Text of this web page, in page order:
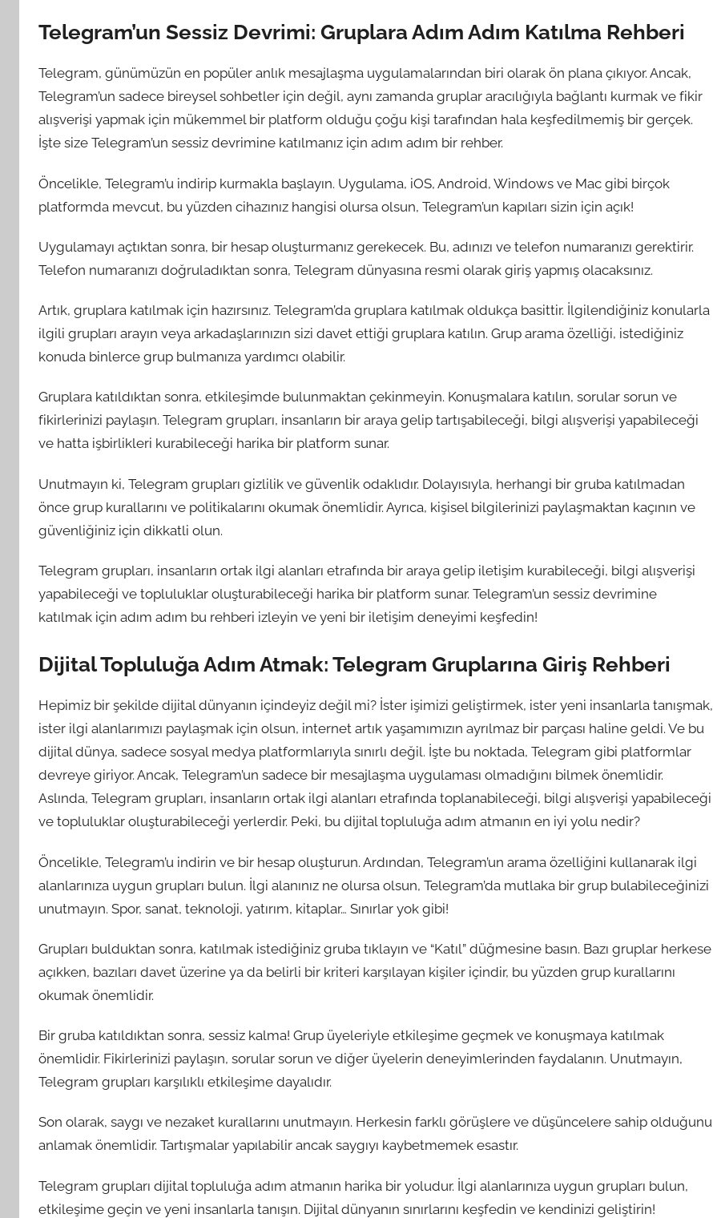
Telegram’un Sessiz Devrimi: Gruplara Adım Adım Katılma Rehberi
Telegram, günümüzün en popüler anlık mesajlaşma uygulamalarından biri olarak ön plana çıkıyor. Ancak,
Telegram’un sadece bireysel sohbetler için değil, aynı zamanda gruplar aracılığıyla bağlantı kurmak ve fikir
alışverişi yapmak için mükemmel bir platform olduğu çoğu kişi tarafından hala keşfedilmemiş bir gerçek.
İşte size Telegram’un sessiz devrimine katılmanız için adım adım bir rehber.
Öncelikle, Telegram’u indirip kurmakla başlayın. Uygulama, iOS, Android, Windows ve Mac gibi birçok
platformda mevcut, bu yüzden cihazınız hangisi olursa olsun, Telegram’un kapıları sizin için açık!
Uygulamayı açtıktan sonra, bir hesap oluşturmanız gerekecek. Bu, adınızı ve telefon numaranızı gerektirir.
Telefon numaranızı doğruladıktan sonra, Telegram dünyasına resmi olarak giriş yapmış olacaksınız.
Artık, gruplara katılmak için hazırsınız. Telegram’da gruplara katılmak oldukça basittir. İlgilendiğiniz konularla
ilgili grupları arayın veya arkadaşlarınızın sizi davet ettiği gruplara katılın. Grup arama özelliği, istediğiniz
konuda binlerce grup bulmanıza yardımcı olabilir.
Gruplara katıldıktan sonra, etkileşimde bulunmaktan çekinmeyin. Konuşmalara katılın, sorular sorun ve
fikirlerinizi paylaşın. Telegram grupları, insanların bir araya gelip tartışabileceği, bilgi alışverişi yapabileceği
ve hatta işbirlikleri kurabileceği harika bir platform sunar.
Unutmayın ki, Telegram grupları gizlilik ve güvenlik odaklıdır. Dolayısıyla, herhangi bir gruba katılmadan
önce grup kurallarını ve politikalarını okumak önemlidir. Ayrıca, kişisel bilgilerinizi paylaşmaktan kaçının ve
güvenliğiniz için dikkatli olun.
Telegram grupları, insanların ortak ilgi alanları etrafında bir araya gelip iletişim kurabileceği, bilgi alışverişi
yapabileceği ve topluluklar oluşturabileceği harika bir platform sunar. Telegram’un sessiz devrimine
katılmak için adım adım bu rehberi izleyin ve yeni bir iletişim deneyimi keşfedin!
Dijital Topluluğa Adım Atmak: Telegram Gruplarına Giriş Rehberi
Hepimiz bir şekilde dijital dünyanın içindeyiz değil mi? İster işimizi geliştirmek, ister yeni insanlarla tanışmak,
ister ilgi alanlarımızı paylaşmak için olsun, internet artık yaşamımızın ayrılmaz bir parçası haline geldi. Ve bu
dijital dünya, sadece sosyal medya platformlarıyla sınırlı değil. İşte bu noktada, Telegram gibi platformlar
devreye giriyor. Ancak, Telegram’un sadece bir mesajlaşma uygulaması olmadığını bilmek önemlidir.
Aslında, Telegram grupları, insanların ortak ilgi alanları etrafında toplanabileceği, bilgi alışverişi yapabileceği
ve topluluklar oluşturabileceği yerlerdir. Peki, bu dijital topluluğa adım atmanın en iyi yolu nedir?
Öncelikle, Telegram’u indirin ve bir hesap oluşturun. Ardından, Telegram’un arama özelliğini kullanarak ilgi
alanlarınıza uygun grupları bulun. İlgi alanınız ne olursa olsun, Telegram’da mutlaka bir grup bulabileceğinizi
unutmayın. Spor, sanat, teknoloji, yatırım, kitaplar… Sınırlar yok gibi!
Grupları bulduktan sonra, katılmak istediğiniz gruba tıklayın ve “Katıl” düğmesine basın. Bazı gruplar herkese
açıkken, bazıları davet üzerine ya da belirli bir kriteri karşılayan kişiler içindir, bu yüzden grup kurallarını
okumak önemlidir.
Bir gruba katıldıktan sonra, sessiz kalma! Grup üyeleriyle etkileşime geçmek ve konuşmaya katılmak
önemlidir. Fikirlerinizi paylaşın, sorular sorun ve diğer üyelerin deneyimlerinden faydalanın. Unutmayın,
Telegram grupları karşılıklı etkileşime dayalıdır.
Son olarak, saygı ve nezaket kurallarını unutmayın. Herkesin farklı görüşlere ve düşüncelere sahip olduğunu
anlamak önemlidir. Tartışmalar yapılabilir ancak saygıyı kaybetmemek esastır.
Telegram grupları dijital topluluğa adım atmanın harika bir yoludur. İlgi alanlarınıza uygun grupları bulun,
etkileşime geçin ve yeni insanlarla tanışın. Dijital dünyanın sınırlarını keşfedin ve kendinizi geliştirin!